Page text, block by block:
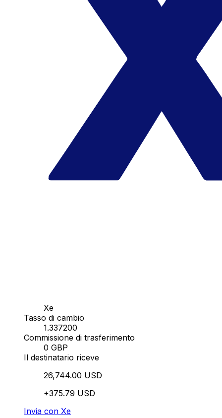
Xe
Tasso di cambio
1.337200
Commissione di trasferimento
0 GBP
Il destinatario riceve
26,744.00 USD
+375.79 USD
Invia con Xe